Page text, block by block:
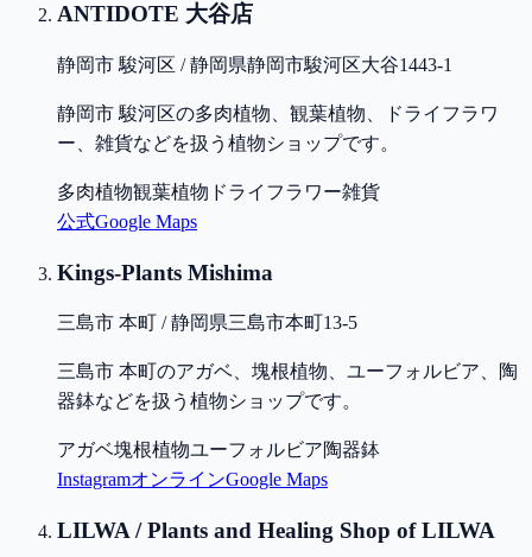
ANTIDOTE 大谷店
静岡市 駿河区 / 静岡県静岡市駿河区大谷1443-1
静岡市 駿河区の多肉植物、観葉植物、ドライフラワ
ー、雑貨などを扱う植物ショップです。
多肉植物観葉植物 ドライフラワー雑貨
公式Google Maps
Kings-Plants Mishima
三島市 本町 / 静岡県三島市本町13-5
三島市 本町のアガベ、塊根植物、ユーフォルビア、陶
器鉢などを扱う植物ショップです。
アガベ塊根植物ユーフォルビア陶器鉢
InstagramオンラインGoogle Maps
LILWA / Plants and Healing Shop of LILWA